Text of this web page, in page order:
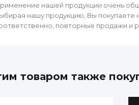
нашей продукции очень
нашу продукцию, Вы покупаете
повторные продажи и
товаром также